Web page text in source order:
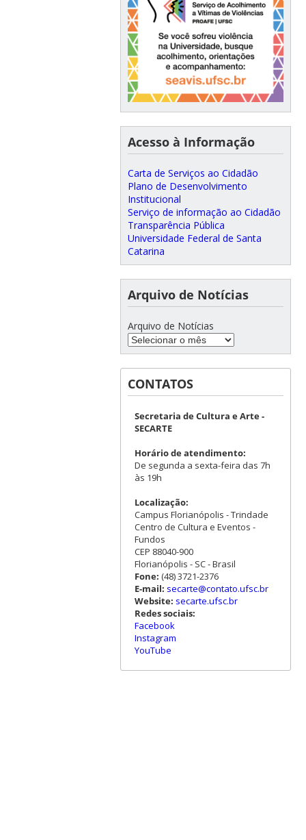
Acesso à Informação
Carta de Serviços ao Cidadão
Plano de Desenvolvimento
Institucional
Serviço de informação ao Cidadão
Transparência Pública
Universidade Federal de Santa
Catarina
Arquivo de Notícias
Arquivo de Notícias
CONTATOS
Secretaria de Cultura e Arte -
SECARTE
Horário de atendimento:
De segunda a sexta-feira das 7h
às 19h
Localização:
Campus Florianópolis - Trindade
Centro de Cultura e Eventos -
Fundos
CEP 88040-900
Florianópolis - SC - Brasil
Fone: (48) 3721-2376
E-mail: secarte@contato.ufsc.br
Website: secarte.ufsc.br
Redes sociais:
Facebook
Instagram
YouTube